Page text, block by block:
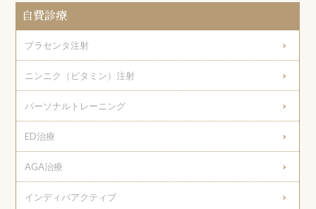
自費診療
プラセンタ注射
ニンニク（ビタミン）注射
パーソナルトレーニング
ED治療
AGA治療
インディバアクティブ